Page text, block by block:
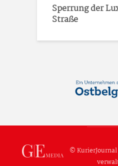
Sperrung der
Straße
©